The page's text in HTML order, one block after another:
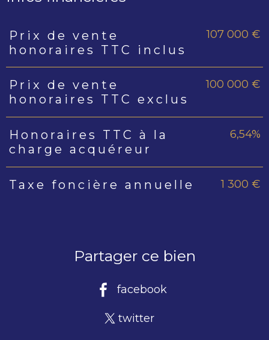
Caractéristiques Valeurs
Prix de vente
honoraires TTC inclus
107 000 €
Prix de vente
honoraires TTC exclus
100 000 €
Honoraires TTC à la
charge acquéreur
6,54%
Taxe foncière annuelle 1 300 €
Partager ce bien
facebook
twitter